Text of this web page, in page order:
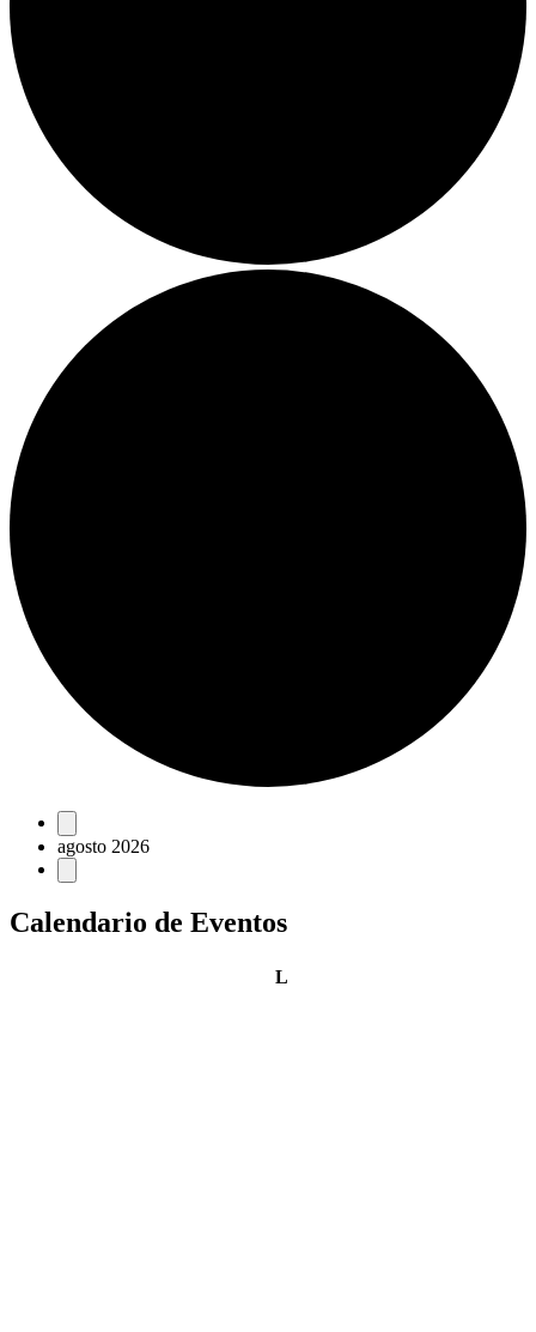
Eventos
agosto 2026
Calendario de Eventos
Llunes